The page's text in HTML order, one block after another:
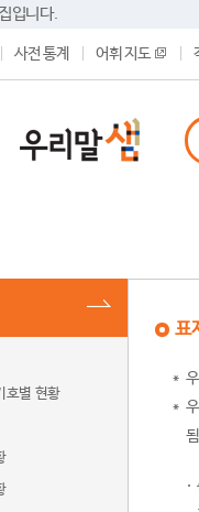
입니다.
사전 통계 어휘 지도
호별 현황
표